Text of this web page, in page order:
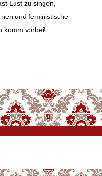
Lust zu singen,
und feministische
komm vorbei!